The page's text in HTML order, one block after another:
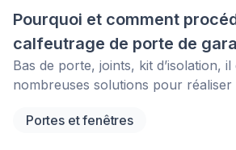
Pourquoi et comment
calfeutrage de porte de
Bas de porte, joints, kit d’isolation, il
nombreuses solutions pour
porte de garage est importante?
Portes et fenêtres